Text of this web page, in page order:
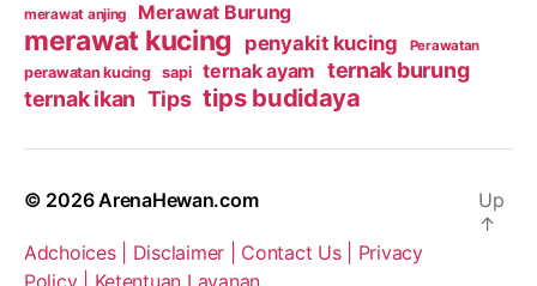
merawat anjing Merawat Burung
merawat kucing penyakit kucing Perawatan
perawatan kucing sapi ternak ayam ternak burung
ternak ikan Tips tips budidaya
© 2026ArenaHewan.com
Adchoices | Disclaimer | Contact Us | Privacy
Policy | Ketentuan Layanan
Up
↑